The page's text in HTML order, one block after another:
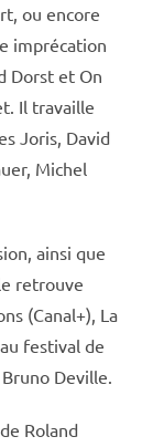
ou encore
imprécation
Dorst et On
Il travaille
Joris, David
Michel
ainsi que
retrouve
(Canal+), La
festival de
Deville.
Roland